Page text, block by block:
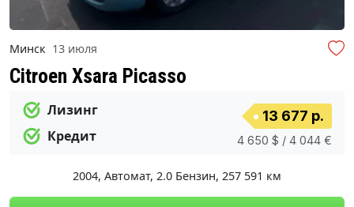
Минск 13 июля
Citroen Xsara Picasso
Лизинг
Кредит
13 677 р.
4 650 $ / 4 044 €
2004, Автомат, 2.0 Бензин, 257 591 км